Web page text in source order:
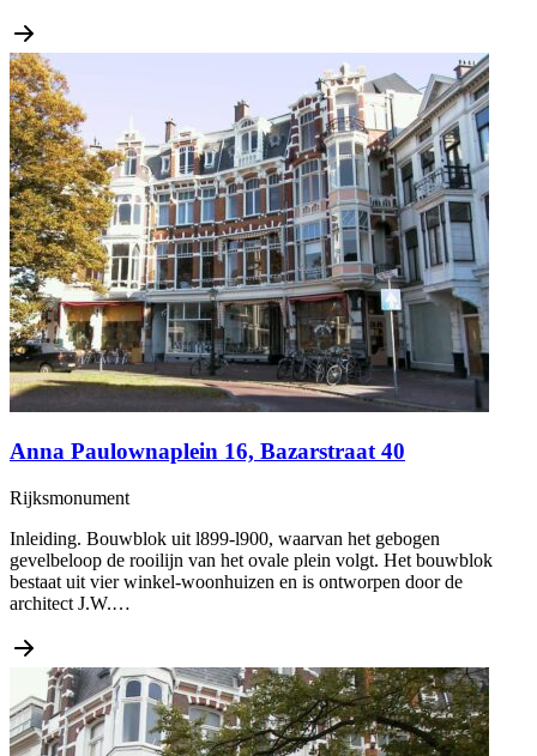
Anna Paulownaplein 16, Bazarstraat 40
Rijksmonument
Inleiding. Bouwblok uit l899-l900, waarvan het gebogen
gevelbeloop de rooilijn van het ovale plein volgt. Het bouwblok
bestaat uit vier winkel-woonhuizen en is ontworpen door de
architect J.W.…